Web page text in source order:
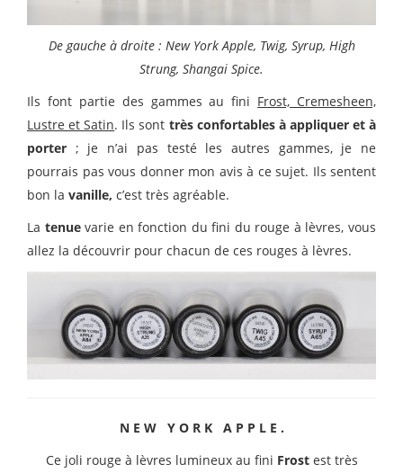
De gauche à droite : New York Apple, Twig, Syrup, High
Strung, Shangai Spice.
Ils font partie des gammes au fini Frost, Cremesheen,
Lustre et Satin. Ils sont très confortables à appliquer et à
porter ; je n’ai pas testé les autres gammes, je ne
pourrais pas vous donner mon avis à ce sujet. Ils sentent
bon la vanille, c’est très agréable.
La tenuevarie en fonction du fini du rouge à lèvres, vous
allez la découvrir pour chacun de ces rouges à lèvres.
N E W Y O R K A P P L E .
Ce joli rouge à lèvres lumineux au fini Frostest très